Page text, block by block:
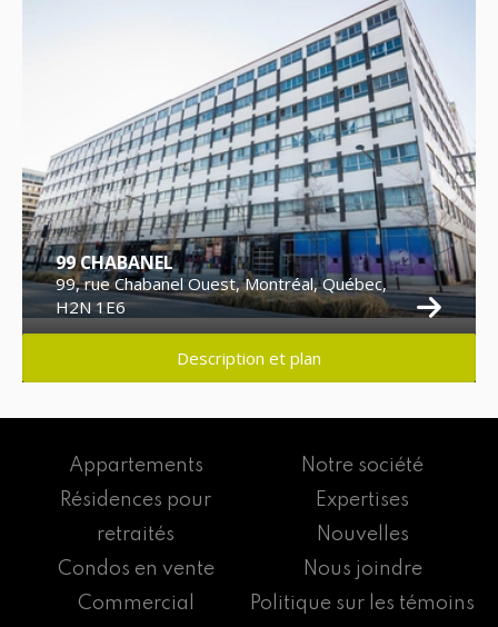
99 CHABANEL
99, rue Chabanel Ouest, Montréal, Québec,
H2N 1E6
Description et plan
Appartements
Résidences pour
retraités
Condos en vente
Commercial
Notre société
Expertises
Nouvelles
Nous joindre
Politique sur les témoins